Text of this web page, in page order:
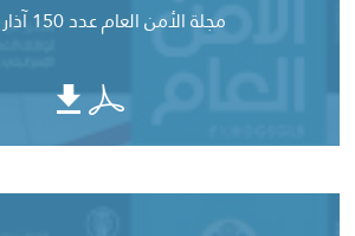
مجلة الأمن العام عدد 150 آذار 2026